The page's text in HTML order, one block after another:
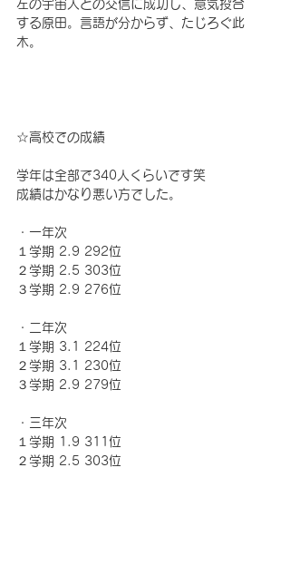
左の宇宙人との交信に成功し、意気投合
する原田。言語が分からず、たじろぐ此
木。
☆高校での成績
学年は全部で340人くらいです笑
成績はかなり悪い方でした。
・一年次
１学期 2.9 292位
２学期 2.5 303位
３学期 2.9 276位
・二年次
１学期 3.1 224位
２学期 3.1 230位
３学期 2.9 279位
・三年次
１学期 1.9 311位
２学期 2.5 303位